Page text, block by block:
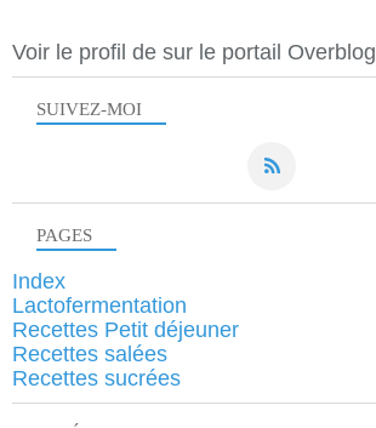
SUIVEZ-MOI
Voir le profil de sur le portail Overblog
PAGES
Index
Lactofermentation
Recettes Petit déjeuner
Recettes salées
Recettes sucrées